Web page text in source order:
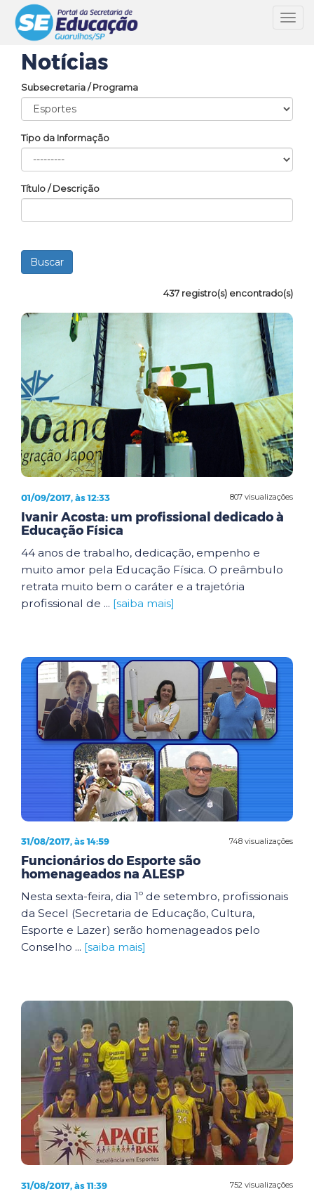
Notícias
Subsecretaria / Programa
Tipo da Informação
Título / Descrição
437 registro(s) encontrado(s)
807 visualizações
01/09/2017, às 12:33
Ivanir Acosta: um profissional dedicado à
Educação Física
44 anos de trabalho, dedicação, empenho e
muito amor pela Educação Física. O preâmbulo
retrata muito bem o caráter e a trajetória
profissional de ... [saiba mais]
748 visualizações
31/08/2017, às 14:59
Funcionários do Esporte são
homenageados na ALESP
Nesta sexta-feira, dia 1º de setembro, profissionais
da Secel (Secretaria de Educação, Cultura,
Esporte e Lazer) serão homenageados pelo
Conselho ... [saiba mais]
752 visualizações
31/08/2017, às 11:39